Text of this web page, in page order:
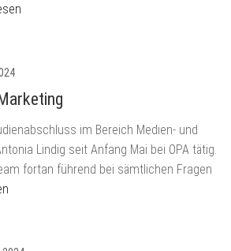
im Bereich Medien- und
Lindig seit Anfang Mai bei OPA tätig.
fortan führend bei sämtlichen Fragen